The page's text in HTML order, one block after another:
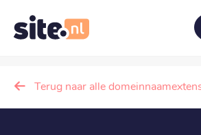
Terug naar alle